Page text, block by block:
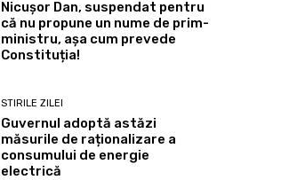
Nicușor Dan, suspendat pentru
că nu propune un nume de prim-
ministru, așa cum prevede
Constituția!
STIRILE ZILEI
Guvernul adoptă astăzi
măsurile de raționalizare a
consumului de energie
electrică